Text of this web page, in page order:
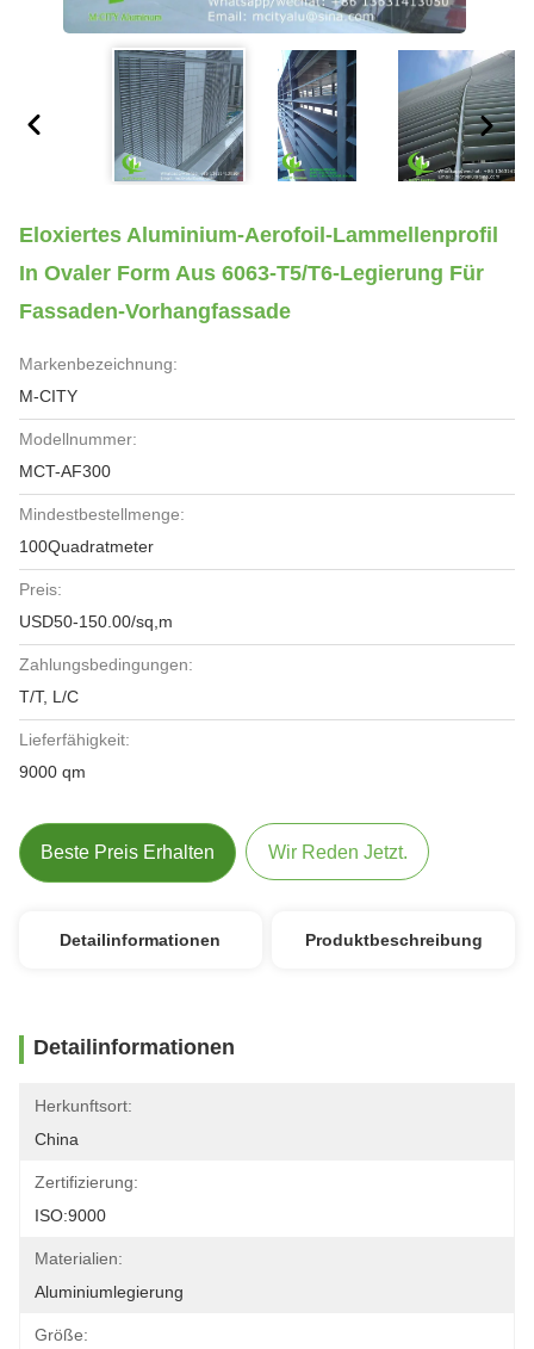
Eloxiertes Aluminium-Aerofoil-Lammellenprofil
In Ovaler Form Aus 6063-T5/T6-Legierung Für
Fassaden-Vorhangfassade
Markenbezeichnung:
M-CITY
Modellnummer:
MCT-AF300
Mindestbestellmenge:
100Quadratmeter
Preis:
USD50-150.00/sq,m
Zahlungsbedingungen:
T/T, L/C
Lieferfähigkeit:
9000 qm
Beste Preis Erhalten Wir Reden Jetzt.
Detailinformationen Produktbeschreibung
Detailinformationen
Herkunftsort:
China
Zertifizierung:
ISO:9000
Materialien:
Aluminiumlegierung
Größe: